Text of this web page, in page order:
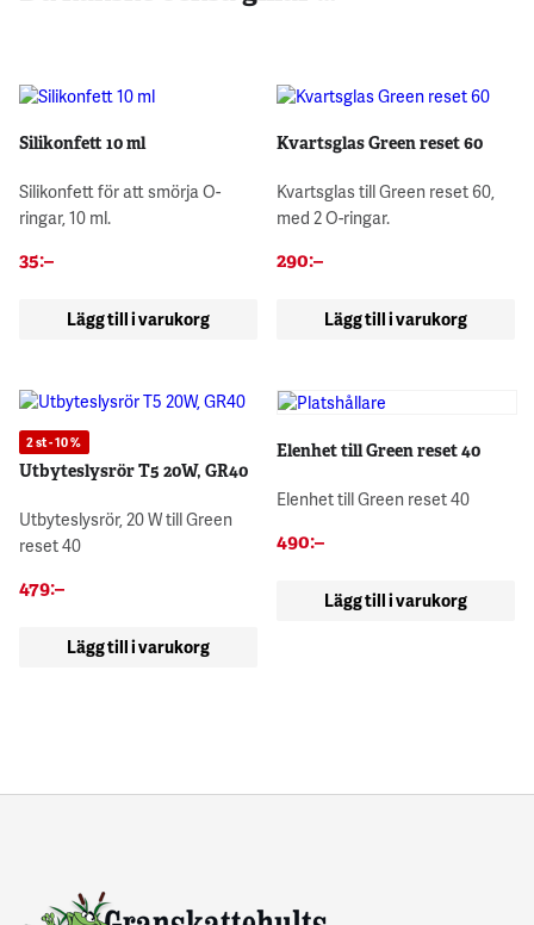
Silikonfett 10 ml
Silikonfett för att smörja O-
ringar, 10 ml.
35:–
Lägg till i varukorg
Kvartsglas Green reset 60
Kvartsglas till Green reset 60,
med 2 O-ringar.
290:–
Lägg till i varukorg
2 st - 10 %
Utbyteslysrör T5 20W, GR40
Utbyteslysrör, 20 W till Green
reset 40
479:–
Lägg till i varukorg
Elenhet till Green reset 40
Elenhet till Green reset 40
490:–
Lägg till i varukorg